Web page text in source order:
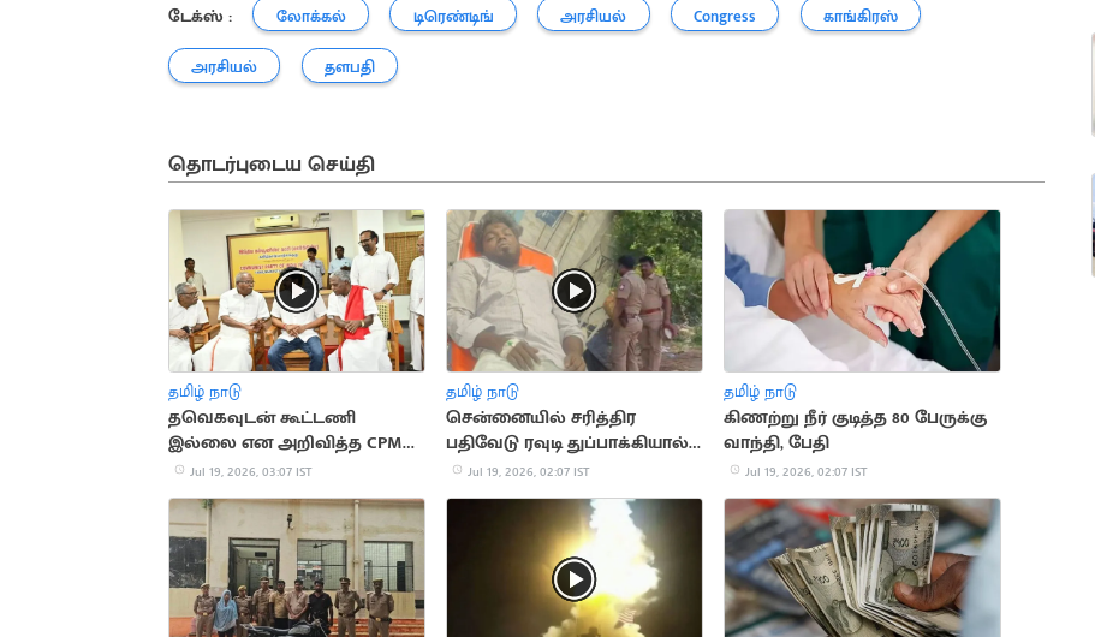
டேக்ஸ் : லோக்கல் டிரெண்டிங் அரசியல் Congress காங்கிரஸ்
அரசியல் தளபதி
தொடர்புடைய செய்தி
தமிழ் நாடு
தவெகவுடன் கூட்டணி
இல்லை என அறிவித்த CPM
சண்முகம்
Jul 19, 2026, 03:07 IST
தமிழ் நாடு
சென்னையில் சரித்திர
பதிவேடு ரவுடி துப்பாக்கியால்
சுட்டுப்பிடிப்பு
Jul 19, 2026, 02:07 IST
தமிழ் நாடு
கிணற்று நீர் குடித்த 80 பேருக்கு
வாந்தி, பேதி
Jul 19, 2026, 02:07 IST